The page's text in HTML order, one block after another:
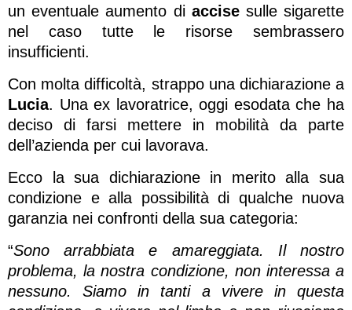
un eventuale aumento di accisesulle sigarette
nel caso tutte le risorse sembrassero
insufficienti.
Con molta difficoltà, strappo una dichiarazione a
Lucia. Una ex lavoratrice, oggi esodata che ha
deciso di farsi mettere in mobilità da parte
dell’azienda per cui lavorava.
Ecco la sua dichiarazione in merito alla sua
condizione e alla possibilità di qualche nuova
garanzia nei confronti della sua categoria:
“Sono arrabbiata e amareggiata. Il nostro
problema, la nostra condizione, non interessa a
nessuno. Siamo in tanti a vivere in questa